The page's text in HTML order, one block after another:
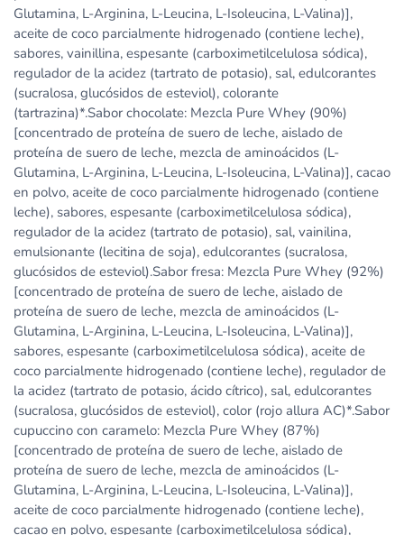
Glutamina, L-Arginina, L-Leucina, L-Isoleucina, L-Valina)],
aceite de coco parcialmente hidrogenado (contiene leche),
sabores, vainillina, espesante (carboximetilcelulosa sódica),
regulador de la acidez (tartrato de potasio), sal, edulcorantes
(sucralosa, glucósidos de esteviol), colorante
(tartrazina)*.Sabor chocolate: Mezcla Pure Whey (90%)
[concentrado de proteína de suero de leche, aislado de
proteína de suero de leche, mezcla de aminoácidos (L-
Glutamina, L-Arginina, L-Leucina, L-Isoleucina, L-Valina)], cacao
en polvo, aceite de coco parcialmente hidrogenado (contiene
leche), sabores, espesante (carboximetilcelulosa sódica),
regulador de la acidez (tartrato de potasio), sal, vainilina,
emulsionante (lecitina de soja), edulcorantes (sucralosa,
glucósidos de esteviol).Sabor fresa: Mezcla Pure Whey (92%)
[concentrado de proteína de suero de leche, aislado de
proteína de suero de leche, mezcla de aminoácidos (L-
Glutamina, L-Arginina, L-Leucina, L-Isoleucina, L-Valina)],
sabores, espesante (carboximetilcelulosa sódica), aceite de
coco parcialmente hidrogenado (contiene leche), regulador de
la acidez (tartrato de potasio, ácido cítrico), sal, edulcorantes
(sucralosa, glucósidos de esteviol), color (rojo allura AC)*.Sabor
cupuccino con caramelo: Mezcla Pure Whey (87%)
[concentrado de proteína de suero de leche, aislado de
proteína de suero de leche, mezcla de aminoácidos (L-
Glutamina, L-Arginina, L-Leucina, L-Isoleucina, L-Valina)],
aceite de coco parcialmente hidrogenado (contiene leche),
cacao en polvo, espesante (carboximetilcelulosa sódica),